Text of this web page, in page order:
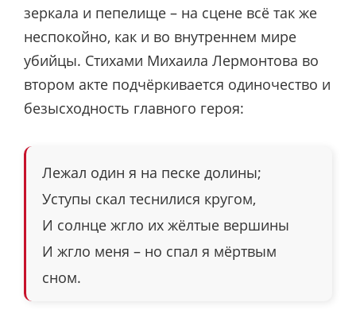
зеркала и пепелище – на сцене всё так же
неспокойно, как и во внутреннем мире
убийцы. Стихами Михаила Лермонтова во
втором акте подчёркивается одиночество и
безысходность главного героя:
Лежал один я на песке долины;
Уступы скал теснилися кругом,
И солнце жгло их жёлтые вершины
И жгло меня – но спал я мёртвым
сном.